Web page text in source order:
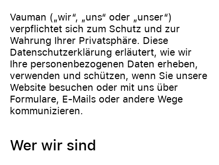
Vauman („wir“, „uns“ oder „unser“)
verpflichtet sich zum Schutz und zur
Wahrung Ihrer Privatsphäre. Diese
Datenschutzerklärung erläutert, wie wir
Ihre personenbezogenen Daten erheben,
verwenden und schützen, wenn Sie unsere
Website besuchen oder mit uns über
Formulare, E-Mails oder andere Wege
kommunizieren.
Wer wir sind